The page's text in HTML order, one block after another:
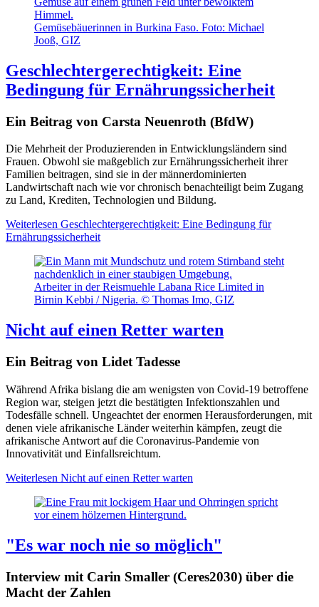
Gemüsebäuerinnen in Burkina Faso. Foto: Michael
Jooß, GIZ
Geschlechtergerechtigkeit: Eine
Bedingung für Ernährungssicherheit
Ein Beitrag von Carsta Neuenroth (BfdW)
Die Mehrheit der Produzierenden in Entwicklungsländern sind
Frauen. Obwohl sie maßgeblich zur Ernährungssicherheit ihrer
Familien beitragen, sind sie in der männerdominierten
Landwirtschaft nach wie vor chronisch benachteiligt beim Zugang
zu Land, Krediten, Technologien und Bildung.
Weiterlesen Geschlechtergerechtigkeit: Eine Bedingung für
Ernährungssicherheit
Arbeiter in der Reismuehle Labana Rice Limited in
Birnin Kebbi / Nigeria. © Thomas Imo, GIZ
Nicht auf einen Retter warten
Ein Beitrag von Lidet Tadesse
Während Afrika bislang die am wenigsten von Covid-19 betroffene
Region war, steigen jetzt die bestätigten Infektionszahlen und
Todesfälle schnell. Ungeachtet der enormen Herausforderungen, mit
denen viele afrikanische Länder weiterhin kämpfen, zeugt die
afrikanische Antwort auf die Coronavirus-Pandemie von
Innovativität und Einfallsreichtum.
Weiterlesen Nicht auf einen Retter warten
"Es war noch nie so möglich"
Interview mit Carin Smaller (Ceres2030) über die
Macht der Zahlen